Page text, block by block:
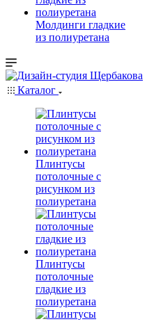
Молдинги гладкие
из полиуретана
Каталог
Плинтусы
потолочные с
рисунком из
полиуретана
Плинтусы
потолочные
гладкие из
полиуретана